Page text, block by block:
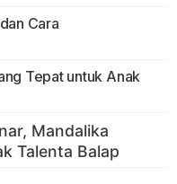
Cara
Tepat untuk Anak